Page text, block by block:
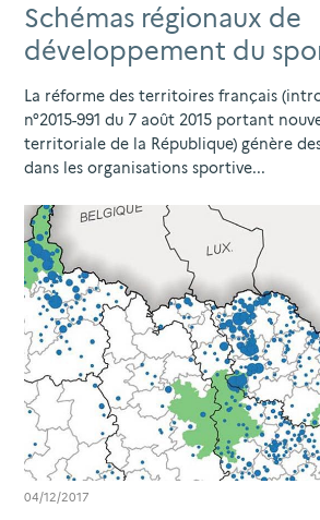
Schémas régionaux de
développement du
La réforme des territoires français
n°2015-991 du 7 août 2015 portant
territoriale de la République) génère
dans les organisations sportive...
04/12/2017